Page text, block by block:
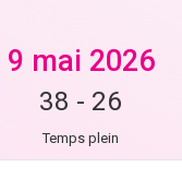
9 mai 2026
38 - 26
Temps plein